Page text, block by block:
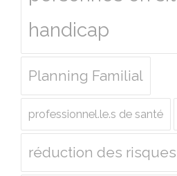
handicap
Planning Familial
professionnel.le.s de santé
réduction des risques